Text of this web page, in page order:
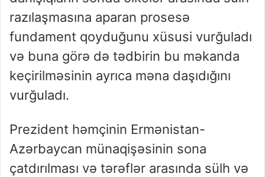
razılaşmasına aparan prosesə
fundament qoyduğunu xüsusi vurğuladı
və buna görə də tədbirin bu məkanda
keçirilməsinin ayrıca məna daşıdığını
vurğuladı.
Prezident həmçinin Ermənistan-
Azərbaycan münaqişəsinin sona
çatdırılması və tərəflər arasında sülh və